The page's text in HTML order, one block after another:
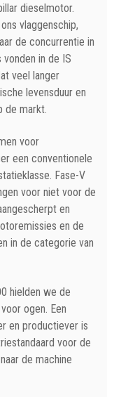
dieselmotor.
vlaggenschip,
de concurrentie in
in de IS
veel langer
levensduur en
de markt.
voor
een conventionele
Fase-V
voor niet voor de
en
en de
in de categorie van
hielden we de
ogen. Een
en productiever is
voor de
de machine